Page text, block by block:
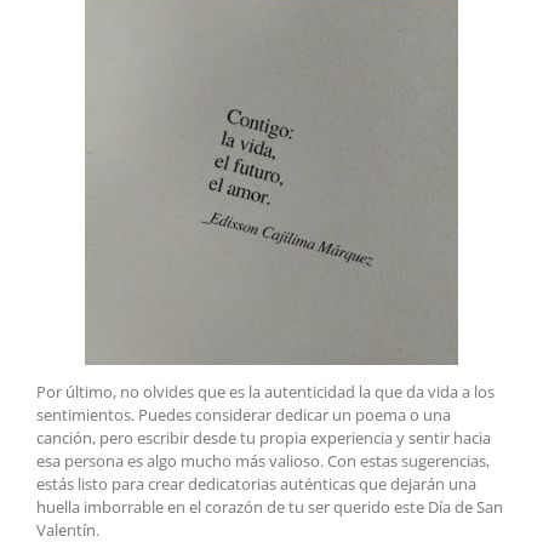
Por último, no olvides que es la autenticidad la que da vida a los
sentimientos. Puedes considerar dedicar un poema o una
canción, pero escribir desde tu propia experiencia y sentir hacia
esa persona es algo mucho más valioso. Con estas sugerencias,
estás listo para crear dedicatorias auténticas que dejarán una
huella imborrable en el corazón de tu ser querido este Día de San
Valentín.